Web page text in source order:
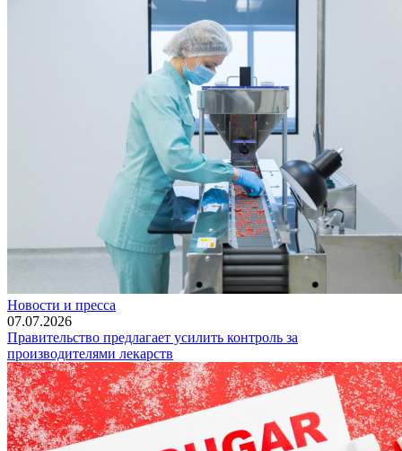
Новости и пресса
07.07.2026
Правительство предлагает усилить контроль за
производителями лекарств